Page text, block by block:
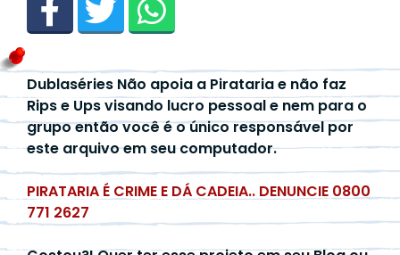
Dublaséries Não apoia a Pirataria e não faz
Rips e Ups visando lucro pessoal e nem para o
grupo então você é o único responsável por
este arquivo em seu computador.
PIRATARIA É CRIME E DÁ CADEIA.. DENUNCIE 0800
771 2627